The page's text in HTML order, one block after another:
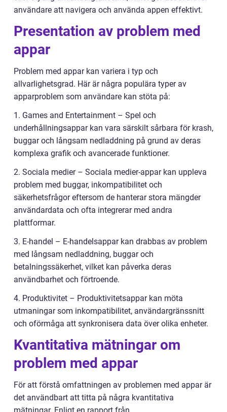
användare att navigera och använda appen effektivt.
Presentation av problem med
appar
Problem med appar kan variera i typ och
allvarlighetsgrad. Här är några populära typer av
apparproblem som användare kan stöta på:
1. Games and Entertainment – Spel och
underhållningsappar kan vara särskilt sårbara för krash,
buggar och långsam nedladdning på grund av deras
komplexa grafik och avancerade funktioner.
2. Sociala medier – Sociala medier-appar kan uppleva
problem med buggar, inkompatibilitet och
säkerhetsfrågor eftersom de hanterar stora mängder
användardata och ofta integrerar med andra
plattformar.
3. E-handel – E-handelsappar kan drabbas av problem
med långsam nedladdning, buggar och
betalningssäkerhet, vilket kan påverka deras
användbarhet och förtroende.
4. Produktivitet – Produktivitetsappar kan möta
utmaningar som inkompatibilitet, användargränssnitt
och oförmåga att synkronisera data över olika enheter.
Kvantitativa mätningar om
problem med appar
För att förstå omfattningen av problemen med appar är
det användbart att titta på några kvantitativa
mätningar. Enligt en rapport från